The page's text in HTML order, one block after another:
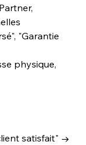
"Garantie
physique,
client satisfait" →